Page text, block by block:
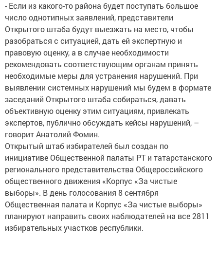
- Если из какого-то района будет поступать большое
число однотипных заявлений, представители
Открытого штаба будут выезжать на место, чтобы
разобраться с ситуацией, дать ей экспертную и
правовую оценку, а в случае необходимости
рекомендовать соответствующим органам принять
необходимые меры для устранения нарушений. При
выявлении системных нарушений мы будем в формате
заседаний Открытого штаба собираться, давать
объективную оценку этим ситуациям, привлекать
экспертов, публично обсуждать кейсы нарушений, –
говорит Анатолий Фомин.
Открытый штаб избирателей был создан по
инициативе Общественной палаты РТ и татарстанского
регионального представительства Общероссийского
общественного движения «Корпус «За чистые
выборы». В день голосования 8 сентября
Общественная палата и Корпус «За чистые выборы»
планируют направить своих наблюдателей на все 2811
избирательных участков республики.